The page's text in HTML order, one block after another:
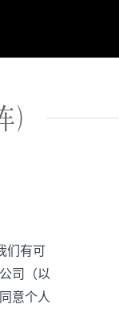
们有可
司（以
意个人